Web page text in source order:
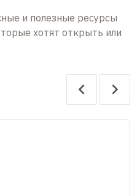
и полезные ресурсы
хотят открыть или